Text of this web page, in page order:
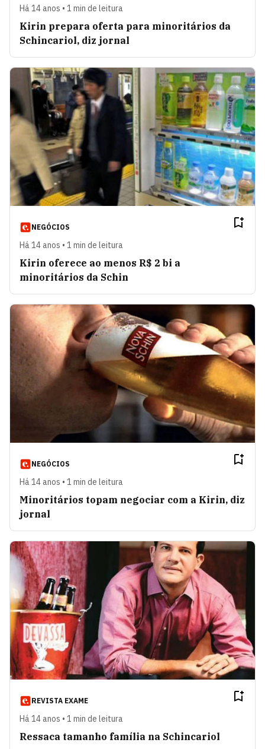
Há 14 anos • 1 min de leitura
Kirin prepara oferta para minoritários da
Schincariol, diz jornal
NEGÓCIOS
Há 14 anos • 1 min de leitura
Kirin oferece ao menos R$ 2 bi a
minoritários da Schin
NEGÓCIOS
Há 14 anos • 1 min de leitura
Minoritários topam negociar com a Kirin, diz
jornal
REVISTA EXAME
Há 14 anos • 1 min de leitura
Ressaca tamanho família na Schincariol